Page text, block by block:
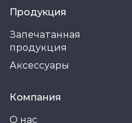
Продукция
Запечатанная
продукция
Аксессуары
Компания
О нас